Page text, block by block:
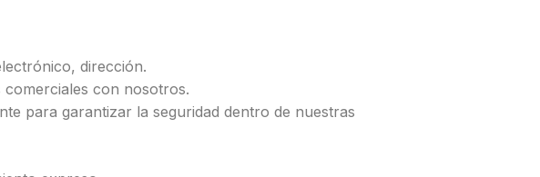
dirección.
con nosotros.
para garantizar la seguridad dentro de nuestras